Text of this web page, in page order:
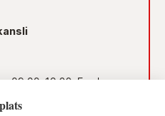
09.00–16.00. Fredag